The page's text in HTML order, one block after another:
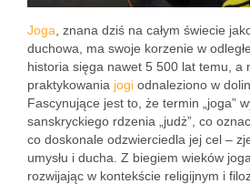
Joga , znana dziś na całym świecie
duchowa, ma swoje korzenie w
historia sięga nawet 5 500 lat temu, a
praktykowania jogi odnaleziono w
Fascynujące jest to, że termin „joga”
sanskryckiego rdzenia „judż”, co
co doskonale odzwierciedla jej cel –
umysłu i ducha. Z biegiem wieków joga
rozwijając w kontekście religijnym i